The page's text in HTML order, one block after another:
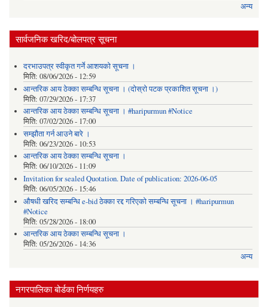
अन्य
सार्वजनिक खरिद/बोलपत्र सूचना
दरभाउपत्र स्वीकृत गर्ने आशयको सूचना ।
मिति: 08/06/2026 - 12:59
आन्तरिक आय ठेक्का सम्बन्धि सूचना । (दोस्रो पटक प्रकाशित सूचना ।)
मिति: 07/29/2026 - 17:37
आन्तरिक आय ठेक्का सम्बन्धि सूचना । #haripurmun #Notice
मिति: 07/02/2026 - 17:00
सम्झौता गर्न आउने बारे ।
मिति: 06/23/2026 - 10:53
आन्तरिक आय ठेक्का सम्बन्धि सूचना ।
मिति: 06/10/2026 - 11:09
Invitation for sealed Quotation. Date of publication: 2026-06-05
मिति: 06/05/2026 - 15:46
औषधी खरिद सम्बन्धि e-bid ठेक्का रद्द गरिएको सम्बन्धि सूचना । #haripurmun
#Notice
मिति: 05/28/2026 - 18:00
आन्तरिक आय ठेक्का सम्बन्धि सूचना ।
मिति: 05/26/2026 - 14:36
अन्य
नगरपालिका बोर्डका निर्णयहरु